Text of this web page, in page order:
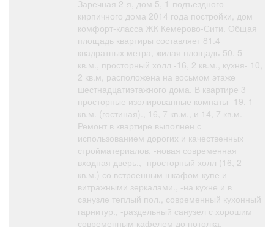
Я - пенсионер
Заречная 2-я, дом 5, 1-подъездного
кирпичного дома 2014 года постройки, дом
комфорт-класса ЖК Кемерово-Сити. Общая
площадь квартиры составляет 81.4
квадратных метра, жилая площадь-50, 5
кв.м., просторный холл -16, 2 кв.м., кухня- 10,
2 кв.м, расположена на восьмом этаже
шестнадцатиэтажного дома. В квартире 3
просторные изолированные комнаты- 19, 1
кв.м. (гостиная)., 16, 7 кв.м., и 14, 7 кв.м.
Ремонт в квартире выполнен с
использованием дорогих и качественных
стройматериалов. -новая современная
входная дверь., -просторный холл (16, 2
кв.м.) со встроенным шкафом-купе и
витражными зеркалами., -на кухне и в
санузле теплый пол., современный кухонный
гарнитур., -раздельный санузел с хорошим
современным кафелем до потолка,